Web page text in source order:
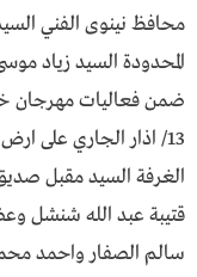
محافظ نينوى الفني
المحدودة السيد زياد
ضمن فعاليات مهرجان
13/ اذار الجاري على
الغرفة السيد مقبل صديق
قتيبة عبد الله شنشل
سالم الصفار واحمد